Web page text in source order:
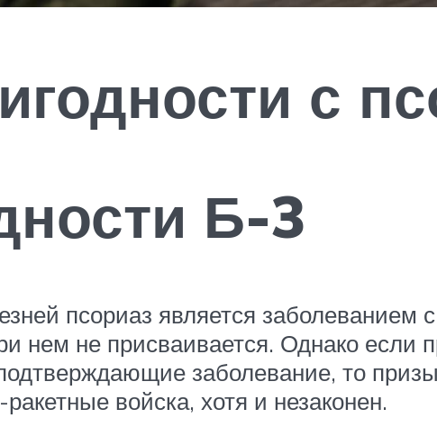
с
Б-3
псориаз является
нем не присваивается. Однако если
заболевание, то
войска, хотя и незаконен.